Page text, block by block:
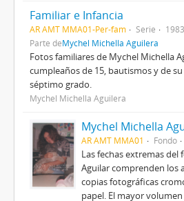
Familiar e Infancia
AR AMT MMA01-Per-fam Serie
Parte deMychel Michella Aguilera
Fotos familiares de Mychel Michella
cumpleaños de 15, bautismos y de
séptimo grado.
Mychel Michella Aguilera
Mychel Michella
AR AMT MMA01 Fondo
Las fechas extremas
Aguilar comprenden los
copias fotográficas
papel. El mayor